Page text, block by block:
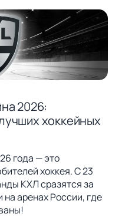
2026:
хоккейных
года — это
хоккея. С 23
КХЛ сразятся за
аренах России, где